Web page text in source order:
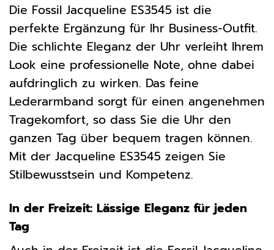
Die Fossil Jacqueline ES3545 ist die
perfekte Ergänzung für Ihr Business-Outfit.
Die schlichte Eleganz der Uhr verleiht Ihrem
Look eine professionelle Note, ohne dabei
aufdringlich zu wirken. Das feine
Lederarmband sorgt für einen angenehmen
Tragekomfort, so dass Sie die Uhr den
ganzen Tag über bequem tragen können.
Mit der Jacqueline ES3545 zeigen Sie
Stilbewusstsein und Kompetenz.
In der Freizeit: Lässige Eleganz für jeden
Tag